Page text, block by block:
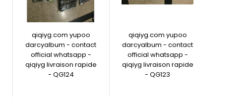
qiqiyg.com yupoo
darcyalbum - contact
official whatsapp -
qiqiyg livraison rapide
- QG124
qiqiyg.com yupoo
darcyalbum - contact
official whatsapp -
qiqiyg livraison rapide
- QG123